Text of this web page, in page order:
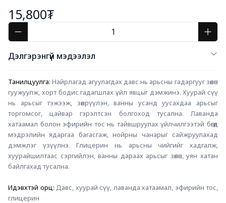
15,800₮
Дэлгэрэнгүй мэдээлэл
Танилцуулга: Найрлагад агуулагдах давс нь арьсны гадаргууг зөөлөн
гуужуулж, хорт бодис гадагшлах үйл явцыг дэмжинэ. Хуурай сүү
нь арьсыг тэжээж, зөөлрүүлэн, ванны усанд уусахдаа арьсыг
торгомсог, цайвар гэрэлтсэн болгоход тусална. Лаванда
хатаамал болон эфирийн тос нь тайвшруулах үйлчилгээтэй бөгөөд
мэдрэлийн ядаргаа багасгаж, нойрны чанарыг сайжруулахад
дэмжлэг үзүүлнэ. Глицерин нь арьсны чийгийг хадгалж,
хуурайшилтаас сэргийлэн, ванны дараах арьсыг зөөлөн, уян хатан
байлгахад тусална.
Идэвхтэй орц: Давс, хуурай сүү, лаванда хатаамал, эфирийн тос,
глицерин